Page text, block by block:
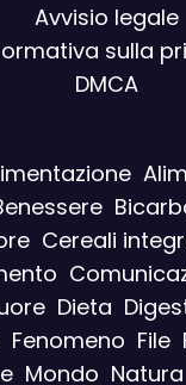
Avvisio legale
sulla
DMCA
Cereali
Dieta
Fenomeno File
Mondo Natura